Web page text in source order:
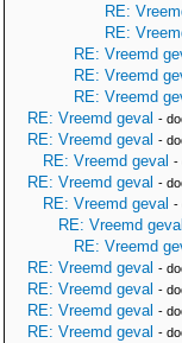
RE:
RE:
RE: Vreemd
RE: Vreemd
RE: Vreemd
RE: Vreemd geval -
RE: Vreemd geval -
RE: Vreemd geval -
RE: Vreemd geval -
RE: Vreemd geval -
RE: Vreemd geval
RE: Vreemd
RE: Vreemd geval -
RE: Vreemd geval -
RE: Vreemd geval -
RE: Vreemd geval -